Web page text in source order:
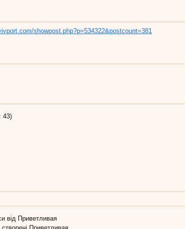
showpost.php?p=534322&postcount=381
43)
від Приветливая